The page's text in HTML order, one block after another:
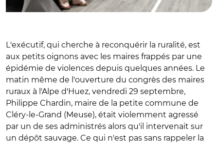
L'exécutif, qui cherche à reconquérir la ruralité, est
aux petits oignons avec les maires frappés par une
épidémie de violences depuis quelques années. Le
matin même de l'ouverture du congrès des maires
ruraux à l'Alpe d'Huez, vendredi 29 septembre,
Philippe Chardin, maire de la petite commune de
Cléry-le-Grand (Meuse), était violemment agressé
par un de ses administrés alors qu'il intervenait sur
un dépôt sauvage. Ce qui n'est pas sans rappeler la